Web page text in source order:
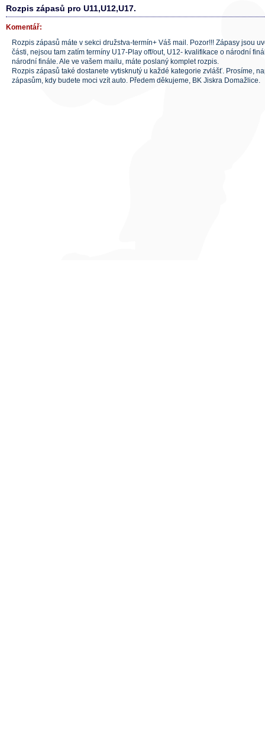
Rozpis zápasů pro U11,U12,U17.
Komentář:
Rozpis zápasů máte v sekci družstva-termín+ Váš mail. Pozor!!! Zápasy jsou
části, nejsou tam zatím termíny U17-Play off/out, U12- kvalifikace o národní
národní finále. Ale ve vašem mailu, máte poslaný komplet rozpis.
Rozpis zápasů také dostanete vytisknutý u každé kategorie zvlášť. Prosíme,
zápasům, kdy budete moci vzít auto. Předem děkujeme, BK Jiskra Domažlice.